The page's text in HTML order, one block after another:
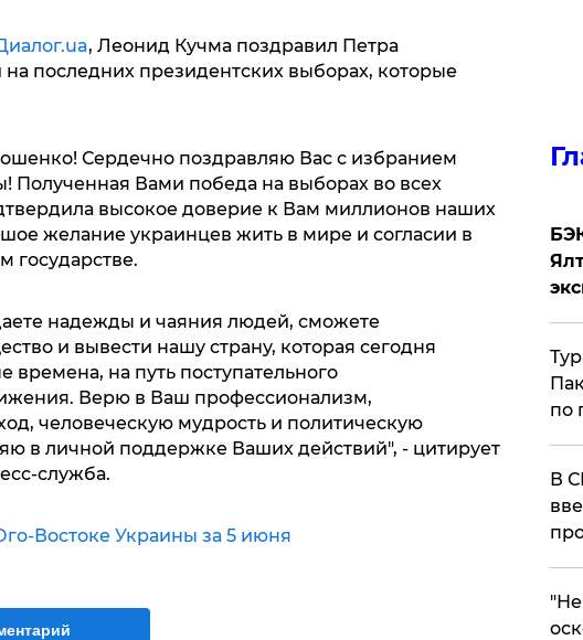
, Леонид Кучма поздравил Петра
последних президентских выборах, которые
Сердечно поздравляю Вас с избранием
Полученная Вами победа на выборах во всех
высокое доверие к Вам миллионов наших
желание украинцев жить в мире и согласии в
государстве.
надежды и чаяния людей, сможете
и вывести нашу страну, которая сегодня
времена, на путь поступательного
Верю в Ваш профессионализм,
человеческую мудрость и политическую
в личной поддержке Ваших действий", - цитирует
служба.
Востоке Украины за 5 июня
по
В